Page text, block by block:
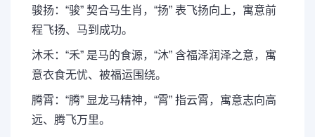
骏扬：“骏” 契合马生肖，“扬” 表飞扬向上，寓意前
程飞扬、马到成功。
沐禾：“禾” 是马的食源，“沐” 含福泽润泽之意，寓
意衣食无忧、被福运围绕。
腾霄：“腾” 显龙马精神，“霄” 指云霄，寓意志向高
远、腾飞万里。